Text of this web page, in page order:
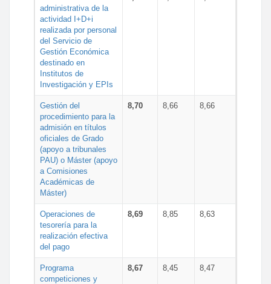
administrativa de la
actividad I+D+i
realizada por personal
del Servicio de
Gestión Económica
destinado en
Institutos de
Investigación y EPIs
Gestión del
procedimiento para la
admisión en títulos
oficiales de Grado
(apoyo a tribunales
PAU) o Máster (apoyo
a Comisiones
Académicas de
Máster)
8,70 8,66 8,66
Operaciones de
tesorería para la
realización efectiva
del pago
8,69 8,85 8,63
Programa
competiciones y
8,67 8,45 8,47